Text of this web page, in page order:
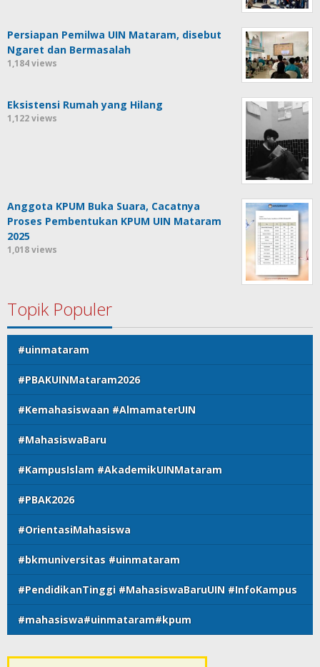
Persiapan Pemilwa UIN Mataram, disebut
Ngaret dan Bermasalah
1,184 views
Eksistensi Rumah yang Hilang
1,122 views
Anggota KPUM Buka Suara, Cacatnya
Proses Pembentukan KPUM UIN Mataram
2025
1,018 views
Topik Populer
#uinmataram
#PBAKUINMataram2026
#Kemahasiswaan #AlmamaterUIN
#MahasiswaBaru
#KampusIslam #AkademikUINMataram
#PBAK2026
#OrientasiMahasiswa
#bkmuniversitas #uinmataram
#PendidikanTinggi #MahasiswaBaruUIN #InfoKampus
#mahasiswa#uinmataram#kpum